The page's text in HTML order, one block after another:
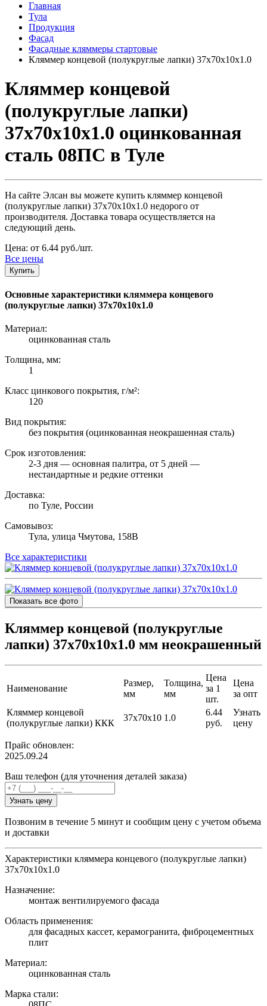
Главная
Тула
Продукция
Фасад
Фасадные кляммеры стартовые
Кляммер концевой (полукруглые лапки) 37х70х10х1.0
Кляммер концевой
(полукруглые лапки)
37х70х10х1.0 оцинкованная
сталь 08ПС в Туле
На сайте Элсан вы можете купить кляммер концевой
(полукруглые лапки) 37х70х10х1.0 недорого от
производителя. Доставка товара осуществляется на
следующий день.
Цена: от 6.44 руб./шт.
Все цены
Купить
Основные характеристики кляммера концевого
(полукруглые лапки) 37х70х10х1.0
Материал:
оцинкованная сталь
Толщина, мм:
1
Класс цинкового покрытия, г/м²:
120
Вид покрытия:
без покрытия (оцинкованная неокрашенная сталь)
Срок изготовления:
2-3 дня — основная палитра, от 5 дней —
нестандартные и редкие оттенки
Доставка:
по Туле, России
Самовывоз:
Тула, улица Чмутова, 158В
Все характеристики
Показать все фото
Кляммер концевой (полукруглые
лапки) 37х70х10х1.0 мм неокрашенный
Наименование
Размер,
мм
Толщина,
мм
Цена
за 1
шт.
Цена
за опт
Кляммер концевой
(полукруглые лапки) ККК
37х70х10 1.0
6.44
руб.
Узнать
цену
Прайс обновлен:
2025.09.24
Ваш телефон (для уточнения деталей заказа)
Узнать цену
Позвоним в течение 5 минут и сообщим цену с учетом объема
и доставки
Характеристики кляммера концевого (полукруглые лапки)
37х70х10х1.0
Назначение:
монтаж вентилируемого фасада
Область применения:
для фасадных кассет, керамогранита, фиброцементных
плит
Материал:
оцинкованная сталь
Марка стали: